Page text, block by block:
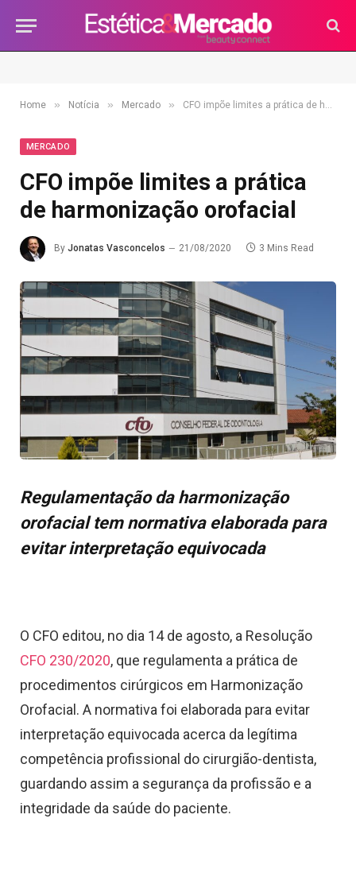
Home » Notícia » Mercado » CFO impõe limites a prática de harmonização orofacial
MERCADO
CFO impõe limites a prática
de harmonização orofacial
By Jonatas Vasconcelos 21/08/2020 3 Mins Read
Regulamentação da harmonização
orofacial tem normativa elaborada para
evitar interpretação equivocada
O CFO editou, no dia 14 de agosto, a Resolução
CFO 230/2020, que regulamenta a prática de
procedimentos cirúrgicos em Harmonização
Orofacial. A normativa foi elaborada para evitar
interpretação equivocada acerca da legítima
competência profissional do cirurgião-dentista,
guardando assim a segurança da profissão e a
integridade da saúde do paciente.